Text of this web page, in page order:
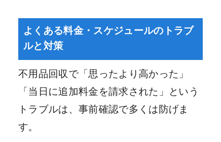
よくある料金・スケジュールのトラブ
ルと対策
不用品回収で「思ったより高かった」
「当日に追加料金を請求された」という
トラブルは、事前確認で多くは防げま
す。